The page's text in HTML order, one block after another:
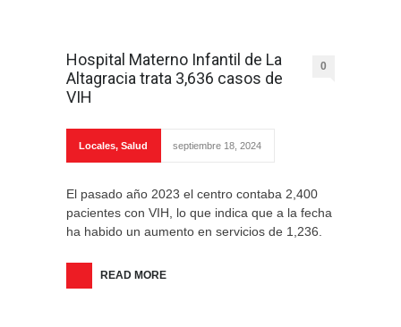
Hospital Materno Infantil de La
Altagracia trata 3,636 casos de
VIH
0
Locales, Salud septiembre 18, 2024
El pasado año 2023 el centro contaba 2,400
pacientes con VIH, lo que indica que a la fecha
ha habido un aumento en servicios de 1,236.
READ MORE